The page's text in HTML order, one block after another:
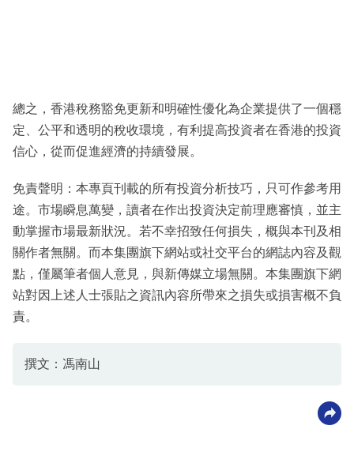
總之，香港稅務豁免更新和明確性優化為企業提供了一個穩
定、公平和透明的稅收環境，有利提高投資者在香港的投資
信心，從而促進經濟的持續發展。
免責聲明：本專頁刊載的所有投資分析技巧，只可作參考用
途。市場瞬息萬變，讀者在作出投資決定前理應審慎，並主
動掌握市場最新狀況。若不幸招致任何損失，概與本刊及相
關作者無關。而本集團旗下網站或社交平台的網誌內容及觀
點，僅屬筆者個人意見，與新傳媒立場無關。本集團旗下網
站對因上述人士張貼之資訊內容所帶來之損失或損害概不負
責。
撰文：馮南山